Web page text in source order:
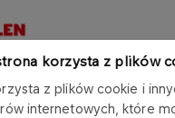
korzysta z plików
z plików cookie i
internetowych, które